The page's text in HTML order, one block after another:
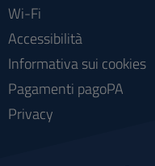
Wi-Fi
Accessibilità
Informativa sui cookies
Pagamenti pagoPA
Privacy